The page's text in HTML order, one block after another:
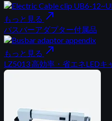
もっと見る north_east
バスバーアダプター付属品
もっと見る north_east
LZ5013 高効率・省エネLEDキ